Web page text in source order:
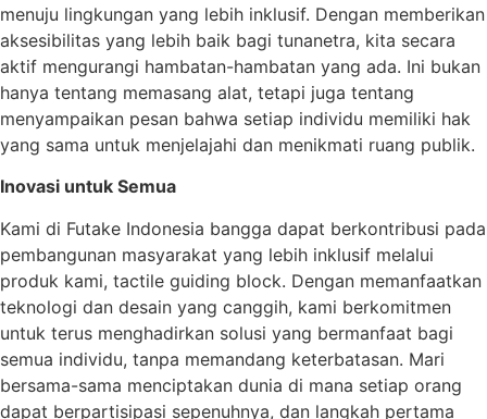
menuju lingkungan yang lebih inklusif. Dengan memberikan
aksesibilitas yang lebih baik bagi tunanetra, kita secara
aktif mengurangi hambatan-hambatan yang ada. Ini bukan
hanya tentang memasang alat, tetapi juga tentang
menyampaikan pesan bahwa setiap individu memiliki hak
yang sama untuk menjelajahi dan menikmati ruang publik.
Inovasi untuk Semua
Kami di Futake Indonesia bangga dapat berkontribusi pada
pembangunan masyarakat yang lebih inklusif melalui
produk kami, tactile guiding block. Dengan memanfaatkan
teknologi dan desain yang canggih, kami berkomitmen
untuk terus menghadirkan solusi yang bermanfaat bagi
semua individu, tanpa memandang keterbatasan. Mari
bersama-sama menciptakan dunia di mana setiap orang
dapat berpartisipasi sepenuhnya, dan langkah pertama